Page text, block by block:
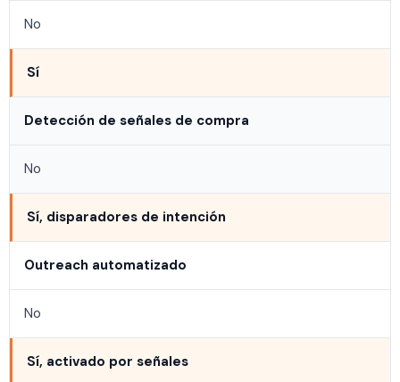
No
Sí
Detección de señales de compra
No
Sí, disparadores de intención
Outreach automatizado
No
Sí, activado por señales